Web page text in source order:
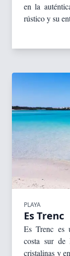
en la
rústico y su
PLAYA
Es Trenc
Es Trenc es
costa sur de
cristalinas y